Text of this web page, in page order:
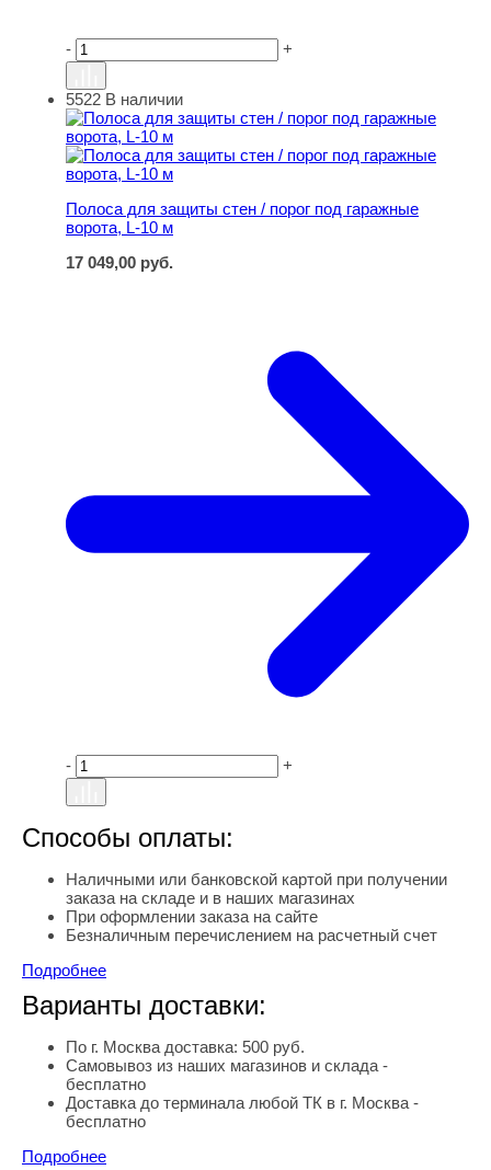
- +
Полоса для защиты стен / порог под гаражные ворота,
5522 В наличии
Полоса для защиты стен / порог под гаражные
ворота, L-10 м
17 049,00 руб.
- +
Способы оплаты:
Наличными или банковской картой при получении
заказа на складе и в наших магазинах
При оформлении заказа на сайте
Безналичным перечислением на расчетный счет
Подробнее
Варианты доставки:
По г. Москва доставка: 500 руб.
Самовывоз из наших магазинов и склада -
бесплатно
Доставка до терминала любой ТК в г. Москва -
бесплатно
Подробнее